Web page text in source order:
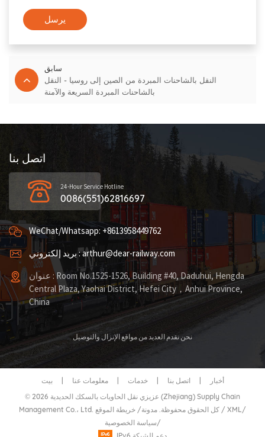
يرسل
سابق
النقل بالشاحنات المبردة من الصين إلى روسيا - النقل
بالشاحنات المبردة السريعة والآمنة
اتصل بنا
24-Hour Service Hotline
0086(551)62816697
WeChat/Whatsapp: +8613958449762
بريد إلكتروني : arthur@dear-railway.com
عنوان : Room No.1525-1526, Building #40, Daduhui, Hengda
Central Plaza, Yaohai District, Hefei City，Anhui Province,
China
نحن نقدم العديد من مواقع الإنزال والتوصيل
بيت معلومات عنا خدمات اتصل بنا
أخبار
© 2026 عزيزي نقل الحاويات بالسكك الحديدية (Zhejiang) Supply Chain
Management Co.، Ltd. كل الحقوق محفوظة. مدونة/ / XML/
سياسة الخصوصية/